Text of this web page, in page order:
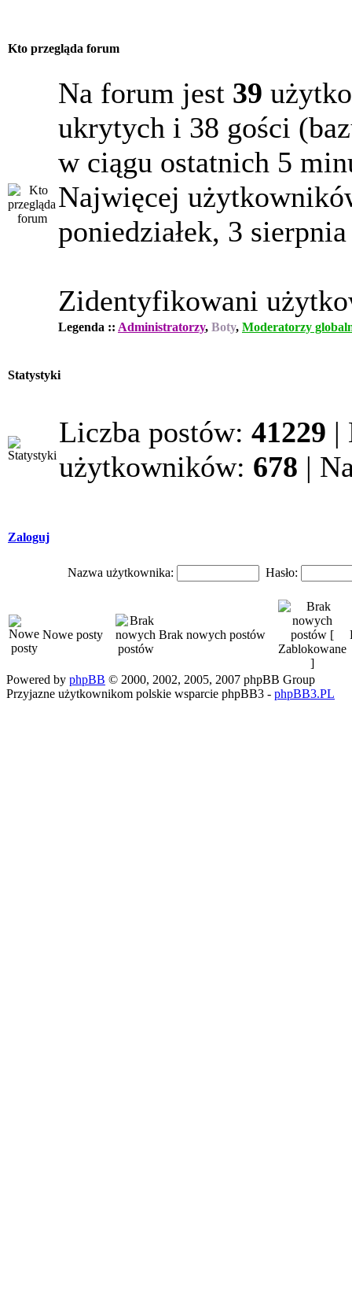
Kto przegląda forum
Na forum jest 39
ukrytych i 38 gości
w ciągu ostatnich 5
Najwięcej
poniedziałek, 3
Zidentyfikowani
Legenda :: Administratorzy, Boty, Moderatorzy
Statystyki
Liczba postów: 41229 |
użytkowników: 678 |
Zaloguj
Nazwa użytkownika: Hasło:
Nowe posty Brak nowych postów
Powered by phpBB © 2000, 2002, 2005, 2007 phpBB Group
Przyjazne użytkownikom polskie wsparcie phpBB3 - phpBB3.PL